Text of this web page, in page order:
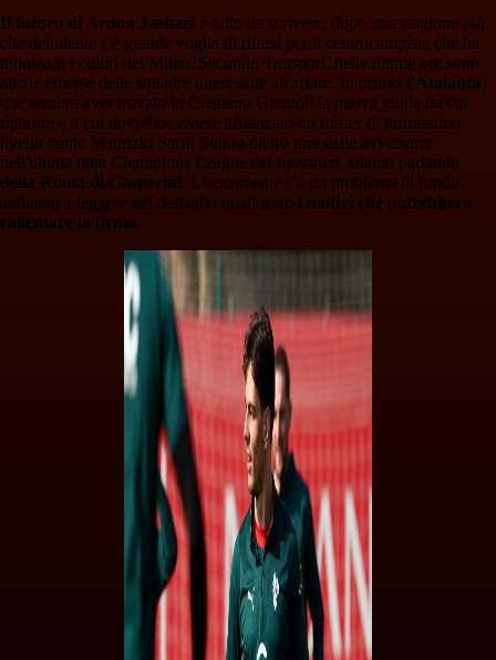
Il futuro di Ardon Jashari è tutto da scrivere, dopo una stagione più
che deludente c'è grande voglia di rifarsi per il centrocampista che ha
indossato i colori del Milan. Secondo Tuttsport, nelle ultime ore sono
anche emerse delle squadre interessate all'affare. In primis l'Atalanta
che sembra aver trovato in Cristiano Giuntoli la nuova guida da cui
ripartire e a cui dovrebbe essere affiancato un mister di primissimo
livello come Maurizio Sarri. Subito dietro una delle avversarie
nell'ultima lotta Champions League dei rossoneri, stiamo parlando
della Roma di Gasperini. Logicamente c'è un problema di fondo,
andiamo a leggere nel dettaglio quali sono i motivi che potrebbero
rallentare la firma.